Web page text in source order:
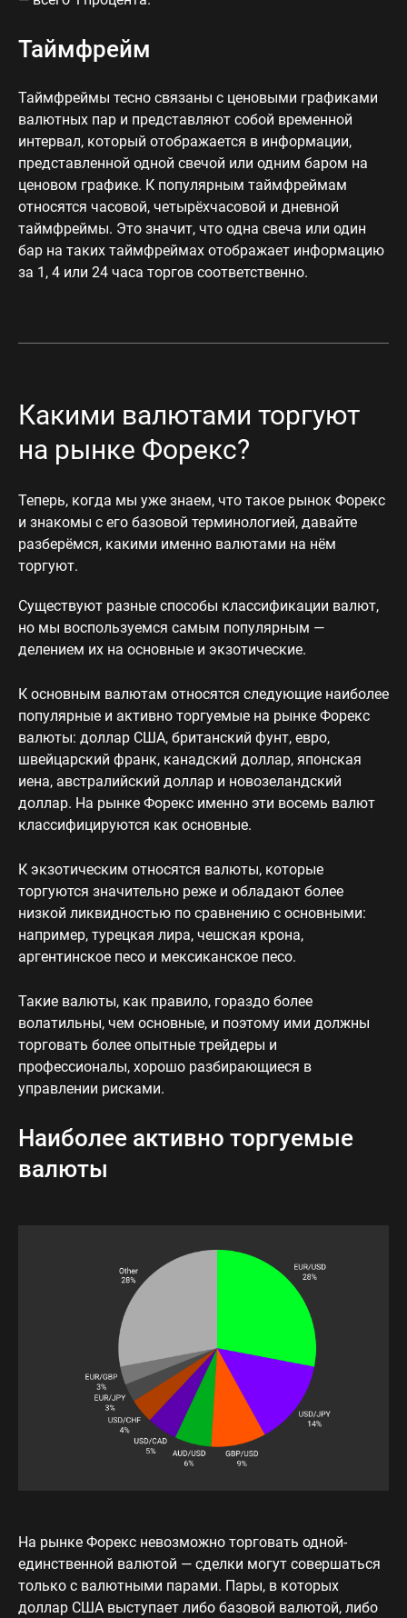
Таймфрейм
Таймфреймы тесно связаны с ценовыми графиками
валютных пар и представляют собой временной
интервал, который отображается в информации,
представленной одной свечой или одним баром на
ценовом графике. К популярным таймфреймам
относятся часовой, четырёхчасовой и дневной
таймфреймы. Это значит, что одна свеча или один
бар на таких таймфреймах отображает информацию
за 1, 4 или 24 часа торгов соответственно.
Какими валютами торгуют
на рынке Форекс?
Теперь, когда мы уже знаем, что такое рынок Форекс
и знакомы с его базовой терминологией, давайте
разберёмся, какими именно валютами на нём
торгуют.
Существуют разные способы классификации валют,
но мы воспользуемся самым популярным —
делением их на основные и экзотические.
К основным валютам относятся следующие наиболее
популярные и активно торгуемые на рынке Форекс
валюты: доллар США, британский фунт, евро,
швейцарский франк, канадский доллар, японская
иена, австралийский доллар и новозеландский
доллар. На рынке Форекс именно эти восемь валют
классифицируются как основные.
К экзотическим относятся валюты, которые
торгуются значительно реже и обладают более
низкой ликвидностью по сравнению с основными:
например, турецкая лира, чешская крона,
аргентинское песо и мексиканское песо.
Такие валюты, как правило, гораздо более
волатильны, чем основные, и поэтому ими должны
торговать более опытные трейдеры и
профессионалы, хорошо разбирающиеся в
управлении рисками.
Наиболее активно торгуемые
валюты
На рынке Форекс невозможно торговать одной-
единственной валютой — сделки могут совершаться
только с валютными парами. Пары, в которых
доллар США выступает либо базовой валютой, либо